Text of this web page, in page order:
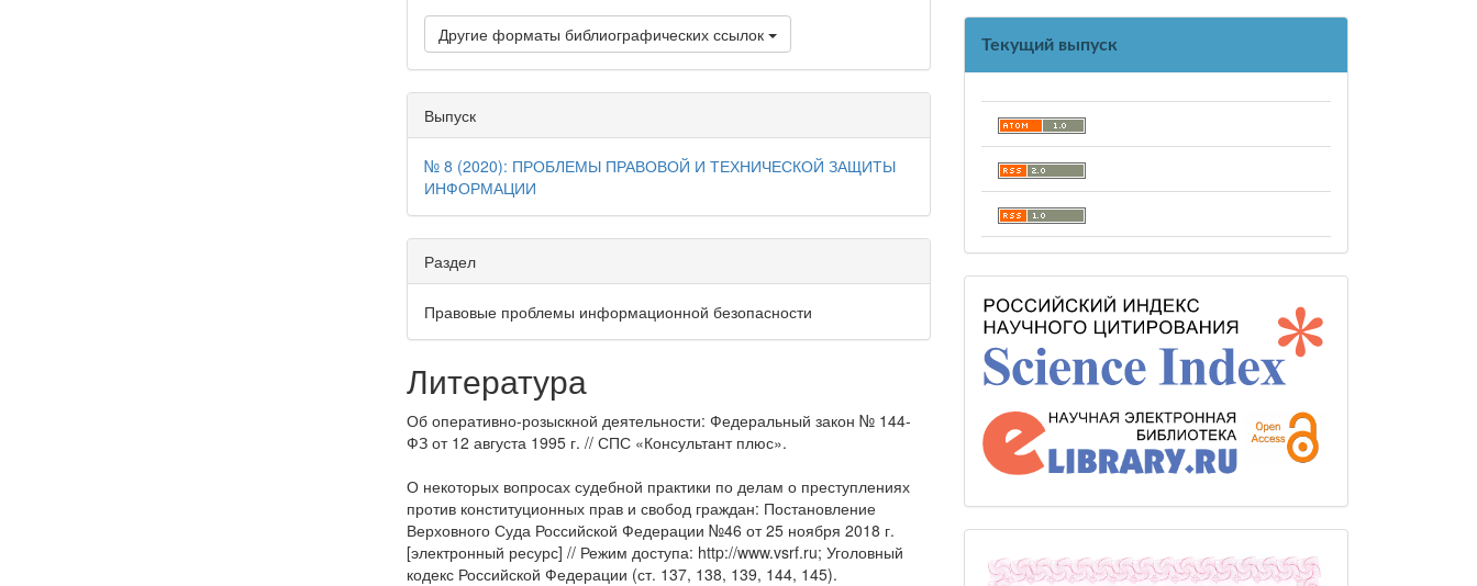
Другие форматы библиографических ссылок
Выпуск
№ 8 (2020): ПРОБЛЕМЫ ПРАВОВОЙ И ТЕХНИЧЕСКОЙ ЗАЩИТЫ
ИНФОРМАЦИИ
Раздел
Правовые проблемы информационной безопасности
Литература
Об оперативно-розыскной деятельности: Федеральный закон № 144-
ФЗ от 12 августа 1995 г. // СПС «Консультант плюс».
О некоторых вопросах судебной практики по делам о преступлениях
против конституционных прав и свобод граждан: Постановление
Верховного Суда Российской Федерации №46 от 25 ноября 2018 г.
[электронный ресурс] // Режим доступа: http://www.vsrf.ru; Уголовный
кодекс Российской Федерации (ст. 137, 138, 139, 144, 145).
Текущий выпуск